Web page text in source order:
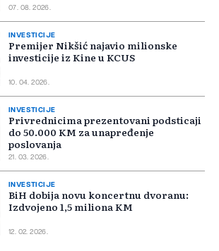
07. 08. 2026.
INVESTICIJE
Premijer Nikšić najavio milionske
investicije iz Kine u KCUS
10. 04. 2026.
INVESTICIJE
Privrednicima prezentovani podsticaji
do 50.000 KM za unapređenje
poslovanja
21. 03. 2026.
INVESTICIJE
BiH dobija novu koncertnu dvoranu:
Izdvojeno 1,5 miliona KM
12. 02. 2026.